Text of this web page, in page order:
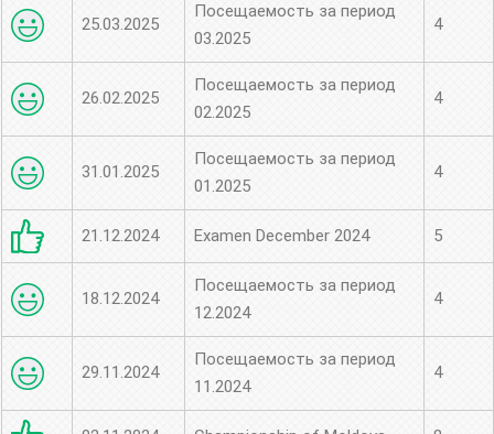
25.03.2025
Посещаемость за период
03.2025
4
26.02.2025
Посещаемость за период
02.2025
4
31.01.2025
Посещаемость за период
01.2025
4
21.12.2024 Examen December 2024 5
18.12.2024
Посещаемость за период
12.2024
4
29.11.2024
Посещаемость за период
11.2024
4